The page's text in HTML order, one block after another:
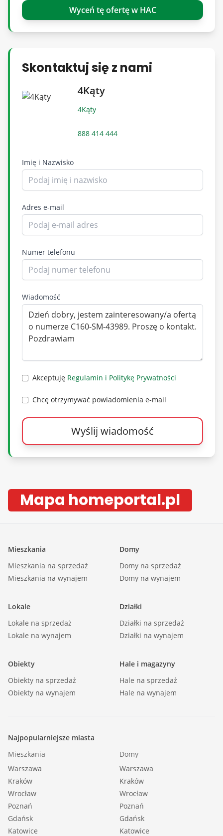
Oferta wysłana z systemu BCK Galactica
Nieruchomości których szukasz - www.4katy.org
Wyceń tę ofertę w HAC
Skontaktuj się z nami
4Kąty
4Kąty
888 414 444
Imię i Nazwisko
Adres e-mail
Numer telefonu
Wiadomość
Akceptuję Regulamin i Politykę Prywatności
Chcę otrzymywać powiadomienia e-mail
Wyślij wiadomość
Mapa homeportal.pl
Mieszkania
Mieszkania na sprzedaż
Mieszkania na wynajem
Domy
Domy na sprzedaż
Domy na wynajem
Lokale
Lokale na sprzedaż
Lokale na wynajem
Działki
Działki na sprzedaż
Działki na wynajem
Obiekty
Obiekty na sprzedaż
Obiekty na wynajem
Hale i magazyny
Hale na sprzedaż
Hale na wynajem
Najpopularniejsze miasta
Mieszkania
Warszawa
Kraków
Wrocław
Poznań
Gdańsk
Katowice
Domy
Warszawa
Kraków
Wrocław
Poznań
Gdańsk
Katowice